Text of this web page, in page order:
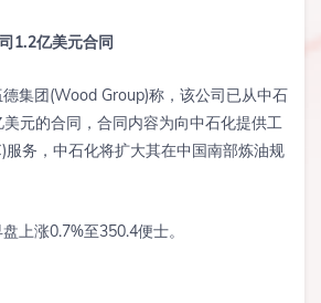
1.2亿美元合同
集团(Wood Group)称，该公司已从中石
元的合同，合同内容为向中石化提供工
服务，中石化将扩大其在中国南部炼油规
上涨0.7%至350.4便士。